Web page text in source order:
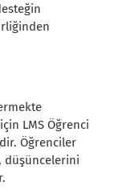
LMS Öğrenci
Öğrenciler
düşüncelerini